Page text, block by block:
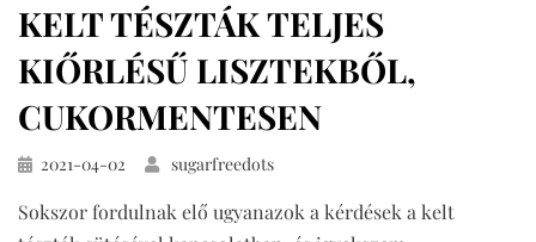
KELT TÉSZTÁK TELJES
KIŐRLÉSŰ LISZTEKBŐL,
CUKORMENTESEN
Közzétéve
2021-04-02 sugarfreedots
Sokszor fordulnak elő ugyanazok a kérdések a kelt